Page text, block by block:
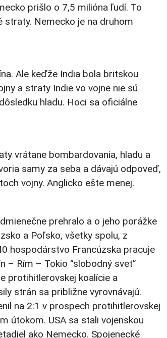
prišlo o 7,5 milióna ľudí. To
Nemecko je na druhom
Ale keďže India bola britskou
a straty Indie vo vojne nie sú
hladu. Hoci sa oficiálne
vrátane bombardovania, hladu a
samy za seba a dávajú odpoveď,
vojny. Anglicko ešte menej.
prehralo a o jeho porážke
a Poľsko, všetky spolu, z
hospodárstvo Francúzska pracuje
– Rím – Tokio “slobodný svet”
protihitlerovskej koalície a
strán sa približne vyrovnávajú.
na 2:1 v prospech protihitlerovskej
útokom. USA sa stali vojenskou
ako Nemecko. Spojenecké